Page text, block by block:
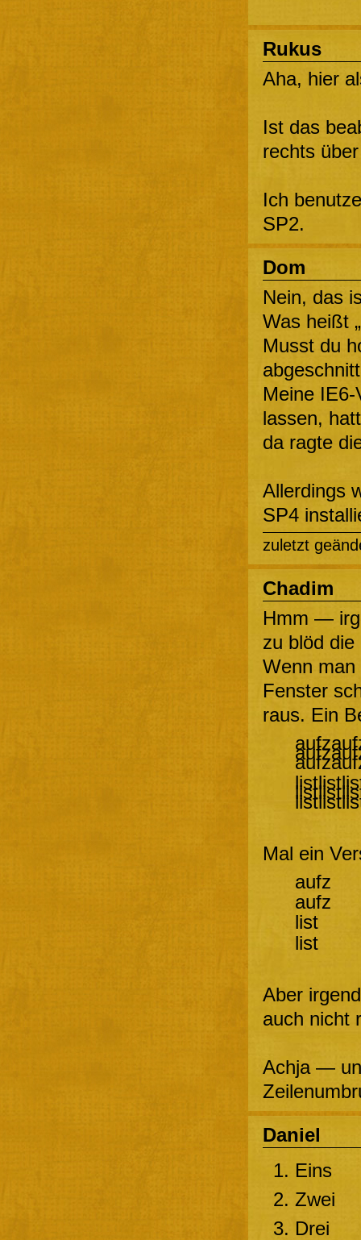
Rukus
Aha, hier
Ist das
rechts
Ich
SP2.
Dom
Nein, das
Was heißt
Musst du
Meine
lassen,
da ragte
Allerdings
SP4
zuletzt
Chadim
Hmm —
zu blöd
Wenn man
Fenster
raus. Ein
Mal ein
aufz
aufz
list
list
Aber
auch nicht
Achja —
Daniel
Eins
Zwei
Drei